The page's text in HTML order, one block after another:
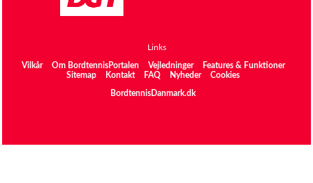
Links
Vilkår Om BordtennisPortalen Vejledninger
Features & Funktioner
Sitemap
Kontakt FAQ Nyheder Cookies
BordtennisDanmark.dk